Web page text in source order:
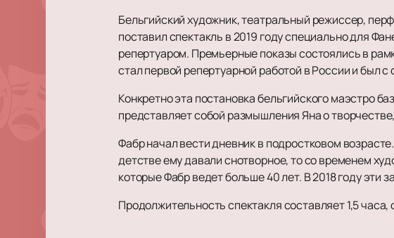
Бельгийский художник, театральный режиссер,
поставил спектакль в 2019 году специально для
репертуаром. Премьерные показы состоялись в
стал первой репертуарной работой в России и был
Конкретно эта постановка бельгийского маэстро
представляет собой размышления Яна о
Фабр начал вести дневник в подростковом
детстве ему давали снотворное, то со временем
которые Фабр ведет больше 40 лет. В 2018 году эти
Продолжительность спектакля составляет 1,5